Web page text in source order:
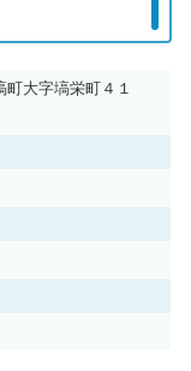
町大字塙栄町４１